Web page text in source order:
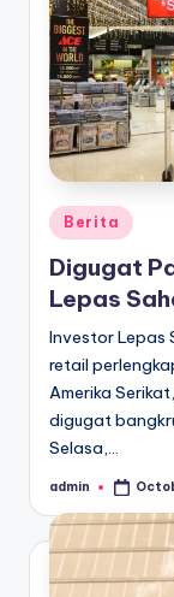
Posted
in
Berita
Digugat
Lepas
Investor Lepas
retail
Amerika
digugat
Selasa,…
Posted
admin